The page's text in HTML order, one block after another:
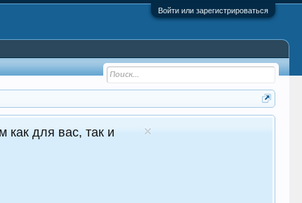
Войти или зарегистрироваться
Сайт авто продаж
продажи 24/7